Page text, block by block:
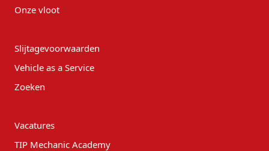
Onze vloot
Slijtagevoorwaarden
Vehicle as a Service
Zoeken
Vacatures
TIP Mechanic Academy